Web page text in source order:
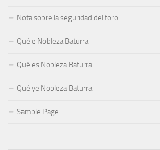
Nota sobre la seguridad del foro
Qué e Nobleza Baturra
Qué es Nobleza Baturra
Qué ye Nobleza Baturra
Sample Page